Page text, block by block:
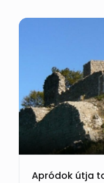
Apródok útja